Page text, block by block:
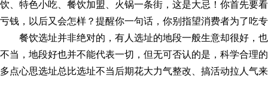
饮、特色小吃、餐饮加盟、火锅一条街，这是大忌！你首先要
亏钱，以后又会怎样？提醒你一句话，你别指望消费者为了吃
餐饮选址并非绝对的，有人选址的地段一般生意却很好，
不当，地段好也并不能代表一切，但无可否认的是，科学合理
多点心思选址总比选址不当后期花大力气整改、搞活动拉人气